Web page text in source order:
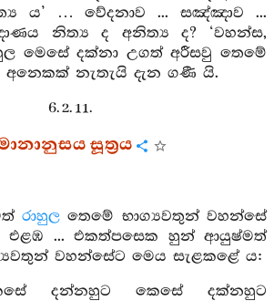
ය’ … වේදනාව ... සඤ්ඤාව ...
නිත්‍ය ද අනිත්‍ය ද? ‘වහන්ස,
මෙසේ දක්නා උගත් අරීසවු තෙමේ
නැතැයි දැන ගණී යි.
6. 2. 11.
සූත්‍රය
රාහුල තෙමේ භාග්‍යවතුන් වහන්සේ
එළඹ ... එකත්පසෙක හුන් ආයුෂ්මත්
වහන්සේට මෙය සැළකළේ ය:
දන්නහුට කෙසේ දක්නහුට